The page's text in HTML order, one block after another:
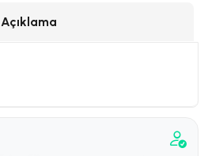
Açıklama